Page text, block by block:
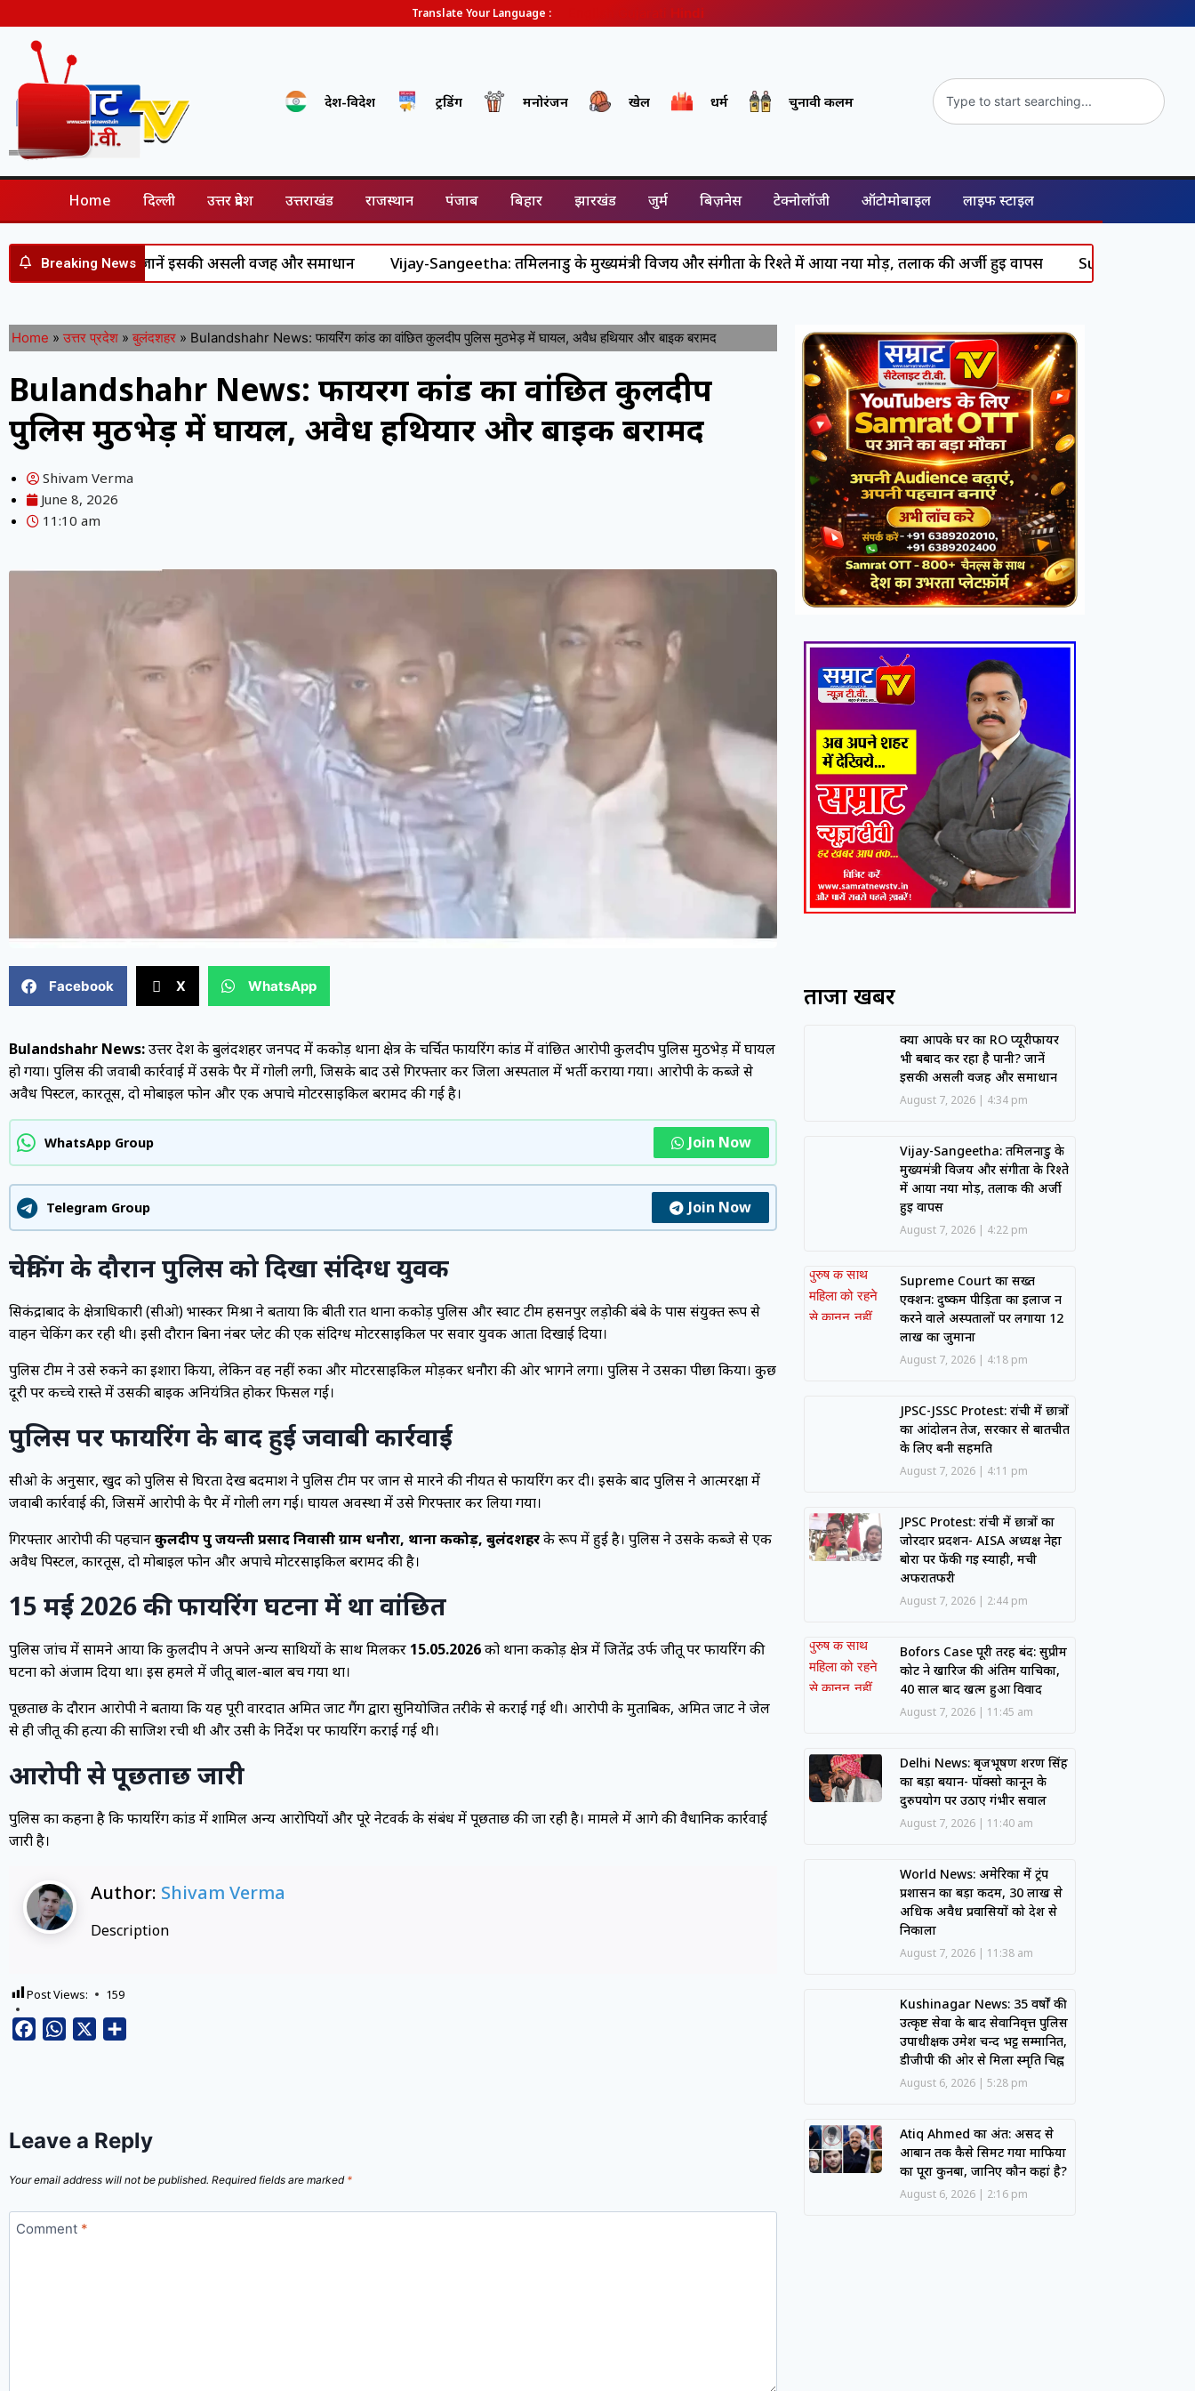
Translate Your Language : Hindi
देश-विदेश ट्रेंडिंग मनोरंजन खेल धर्म चुनावी कलम
Home दिल्ली उत्तर प्रदेश उत्तराखंड राजस्थान पंजाब बिहार झारखंड जुर्म बिज़नेस टेक्नोलॉजी ऑटोमोबाइल लाइफ स्टाइल
Breaking News
रहा है पानी? जानें इसकी असली वजह और समाधान Vijay-Sangeetha: तमिलनाडु के मुख्यमंत्री विजय और संगीता के रिश्ते में आया नया मोड़, तलाक की अर्जी हुई वापस Supreme Court का सख्त
Home » उत्तर प्रदेश » बुलंदशहर » Bulandshahr News: फायरिंग कांड का वांछित कुलदीप पुलिस मुठभेड़ में घायल, अवैध हथियार और बाइक बरामद
Bulandshahr News: फायरिंग कांड का वांछित कुलदीप
पुलिस मुठभेड़ में घायल, अवैध हथियार और बाइक बरामद
Shivam Verma
June 8, 2026
11:10 am
Facebook X WhatsApp
Bulandshahr News:उत्तर प्रदेश के बुलंदशहर जनपद में ककोड़ थाना क्षेत्र के चर्चित फायरिंग कांड में वांछित आरोपी कुलदीप पुलिस मुठभेड़ में घायल
हो गया। पुलिस की जवाबी कार्रवाई में उसके पैर में गोली लगी, जिसके बाद उसे गिरफ्तार कर जिला अस्पताल में भर्ती कराया गया। आरोपी के कब्जे से
अवैध पिस्टल, कारतूस, दो मोबाइल फोन और एक अपाचे मोटरसाइकिल बरामद की गई है।
WhatsApp Group Join Now
Telegram Group Join Now
चेकिंग के दौरान पुलिस को दिखा संदिग्ध युवक
सिकंद्राबाद के क्षेत्राधिकारी (सीओ) भास्कर मिश्रा ने बताया कि बीती रात थाना ककोड़ पुलिस और स्वाट टीम हसनपुर लड़ोकी बंबे के पास संयुक्त रूप से
वाहन चेकिंग कर रही थी। इसी दौरान बिना नंबर प्लेट की एक संदिग्ध मोटरसाइकिल पर सवार युवक आता दिखाई दिया।
पुलिस टीम ने उसे रुकने का इशारा किया, लेकिन वह नहीं रुका और मोटरसाइकिल मोड़कर धनौरा की ओर भागने लगा। पुलिस ने उसका पीछा किया। कुछ
दूरी पर कच्चे रास्ते में उसकी बाइक अनियंत्रित होकर फिसल गई।
पुलिस पर फायरिंग के बाद हुई जवाबी कार्रवाई
सीओ के अनुसार, खुद को पुलिस से घिरता देख बदमाश ने पुलिस टीम पर जान से मारने की नीयत से फायरिंग कर दी। इसके बाद पुलिस ने आत्मरक्षा में
जवाबी कार्रवाई की, जिसमें आरोपी के पैर में गोली लग गई। घायल अवस्था में उसे गिरफ्तार कर लिया गया।
गिरफ्तार आरोपी की पहचानकुलदीप पुत्र जयन्ती प्रसाद निवासी ग्राम धनौरा, थाना ककोड़, बुलंदशहरके रूप में हुई है। पुलिस ने उसके कब्जे से एक
अवैध पिस्टल, कारतूस, दो मोबाइल फोन और अपाचे मोटरसाइकिल बरामद की है।
15 मई 2026 की फायरिंग घटना में था वांछित
पुलिस जांच में सामने आया कि कुलदीप ने अपने अन्य साथियों के साथ मिलकर 15.05.2026को थाना ककोड़ क्षेत्र में जितेंद्र उर्फ जीतू पर फायरिंग की
घटना को अंजाम दिया था। इस हमले में जीतू बाल-बाल बच गया था।
पूछताछ के दौरान आरोपी ने बताया कि यह पूरी वारदात अमित जाट गैंग द्वारा सुनियोजित तरीके से कराई गई थी। आरोपी के मुताबिक, अमित जाट ने जेल
से ही जीतू की हत्या की साजिश रची थी और उसी के निर्देश पर फायरिंग कराई गई थी।
आरोपी से पूछताछ जारी
पुलिस का कहना है कि फायरिंग कांड में शामिल अन्य आरोपियों और पूरे नेटवर्क के संबंध में पूछताछ की जा रही है। मामले में आगे की वैधानिक कार्रवाई
जारी है।
Author: Shivam Verma
Description
Post Views: 159
FacebookWhatsApp
Leave a Reply
Your email address will not be published. Required fields are marked *
Comment *
ताजा खबरें
क्या आपके घर का RO प्यूरीफायर
भी बर्बाद कर रहा है पानी? जानें
इसकी असली वजह और समाधान
August 7, 2026 4:34 pm
Vijay-Sangeetha: तमिलनाडु के
मुख्यमंत्री विजय और संगीता के रिश्ते
में आया नया मोड़, तलाक की अर्जी
हुई वापस
August 7, 2026 4:22 pm
Supreme Court का सख्त
एक्शन: दुष्कर्म पीड़िता का इलाज न
करने वाले अस्पतालों पर लगाया 12
लाख का जुर्माना
August 7, 2026 4:18 pm
JPSC-JSSC Protest: रांची में छात्रों
का आंदोलन तेज, सरकार से बातचीत
के लिए बनी सहमति
August 7, 2026 4:11 pm
JPSC Protest: रांची में छात्रों का
जोरदार प्रदर्शन- AISA अध्यक्ष नेहा
बोरा पर फेंकी गई स्याही, मची
अफरातफरी
August 7, 2026 2:44 pm
Bofors Case पूरी तरह बंद: सुप्रीम
कोर्ट ने खारिज की अंतिम याचिका,
40 साल बाद खत्म हुआ विवाद
August 7, 2026 11:45 am
Delhi News: बृजभूषण शरण सिंह
का बड़ा बयान- पॉक्सो कानून के
दुरुपयोग पर उठाए गंभीर सवाल
August 7, 2026 11:40 am
World News: अमेरिका में ट्रंप
प्रशासन का बड़ा कदम, 30 लाख से
अधिक अवैध प्रवासियों को देश से
निकाला
August 7, 2026 11:38 am
Kushinagar News: 35 वर्षों की
उत्कृष्ट सेवा के बाद सेवानिवृत्त पुलिस
उपाधीक्षक उमेश चन्द भट्ट सम्मानित,
डीजीपी की ओर से मिला स्मृति चिह्न
August 6, 2026 5:28 pm
Atiq Ahmed का अंत: असद से
आबान तक कैसे सिमट गया माफिया
का पूरा कुनबा, जानिए कौन कहां है?
August 6, 2026 2:16 pm